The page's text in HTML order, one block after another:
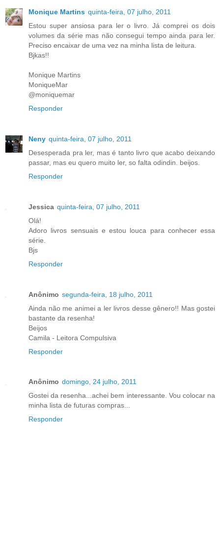
Monique Martins quinta-feira, 07 julho, 2011
Estou super ansiosa para ler o livro. Já comprei os dois
volumes da série mas não consegui tempo ainda para ler.
Preciso encaixar de uma vez na minha lista de leitura.
Bjkas!!
Monique Martins
MoniqueMar
@moniquemar
Responder
Neny quinta-feira, 07 julho, 2011
Desesperada pra ler, mas é tanto livro que acabo deixando
passar, mas eu quero muito ler, so falta odindin. beijos.
Responder
Jessica quinta-feira, 07 julho, 2011
Olá!
Adoro livros sensuais e estou louca para conhecer essa
série.
Bjs
Responder
Anônimo segunda-feira, 18 julho, 2011
Ainda não me animei a ler livros desse gênero!! Mas gostei
bastante da resenha!
Beijos
Camila - Leitora Compulsiva
Responder
Anônimo domingo, 24 julho, 2011
Gostei da resenha...achei bem interessante. Vou colocar na
minha lista de futuras compras...
Responder